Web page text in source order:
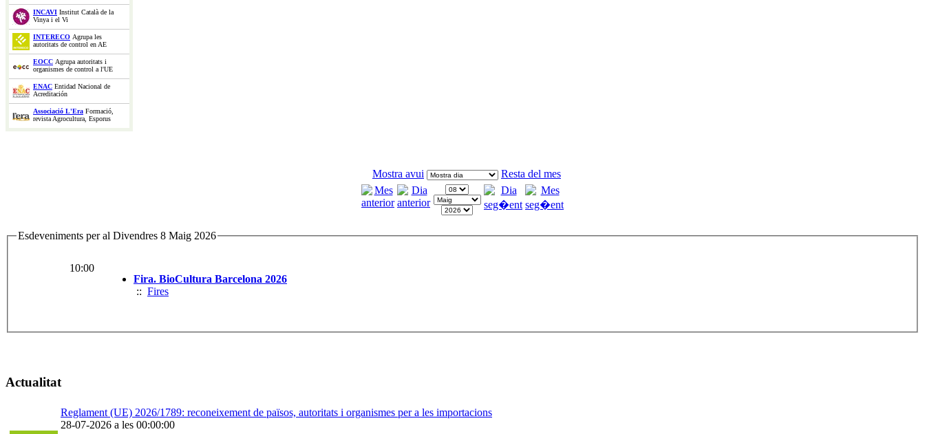
INCAVI Institut Català de la
Vinya i el Vi
INTERECO Agrupa les
autoritats de control en AE
EOCC Agrupa autoritats i
organismes de control a l'UE
ENAC Entidad Nacional de
Acreditación
Associació L'Era Formació,
revista Agrocultura, Esporus
Mostra avui Resta del mes
Esdeveniments per al Divendres 8 Maig 2026
10:00
Fira. BioCultura Barcelona 2026
:: Fires
Actualitat
Reglament (UE) 2026/1789: reconeixement de països, autoritats i organismes per a les importacions
28-07-2026 a les 00:00:00